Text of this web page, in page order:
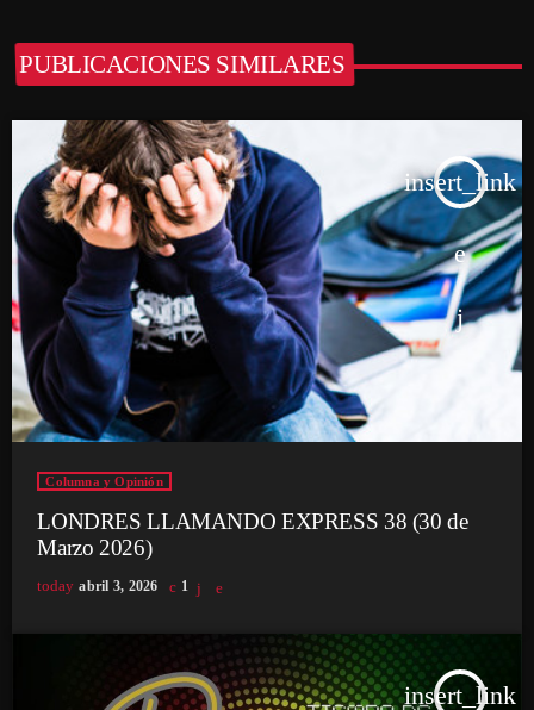
PUBLICACIONES SIMILARES
insert_link
Columna y Opinión
LONDRES LLAMANDO EXPRESS 38 (30 de
Marzo 2026)
today abril 3, 2026 1
insert_link